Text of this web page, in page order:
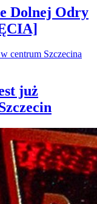
Dolnej Odry
już